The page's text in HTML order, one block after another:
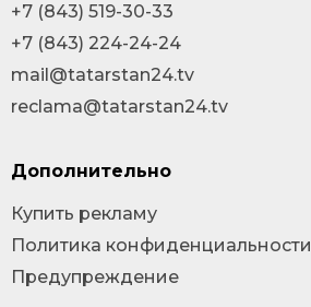
+7 (843) 519-30-33
+7 (843) 224-24-24
mail@tatarstan24.tv
reclama@tatarstan24.tv
Дополнительно
Купить рекламу
Политика конфиденциальности
Предупреждение